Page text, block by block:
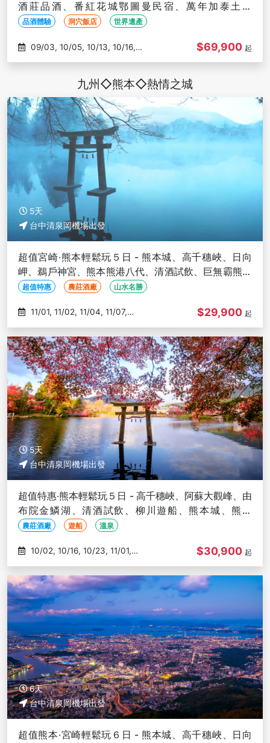
酒莊品酒、番紅花城鄂圖曼民宿、萬年加泰土丘
【TK125/124】
品酒體驗 洞穴飯店 世界遺產
10/27
$69,900 起
九州◇熊本◇熱情之城
5天
台中清泉岡機場出發
超值宮崎‧熊本輕鬆玩５日 - 熊本城、高千穗峽、日向
岬、鵜戶神宮、熊本熊港八代、清酒試飲、巨無霸熊本
熊-台中出發
超值特惠 農莊酒廠 山水名勝
11/08
$29,900 起
5天
台中清泉岡機場出發
超值特惠‧熊本輕鬆玩５日 - 高千穗峽、阿蘇大觀峰、由
布院金鱗湖、清酒試飲、柳川遊船、熊本城、熊本
AEON-台中出發
農莊酒廠 遊船 溫泉
11/02
$30,900 起
6天
台中清泉岡機場出發
超值熊本‧宮崎輕鬆玩６日 - 熊本城、高千穗峽、日向